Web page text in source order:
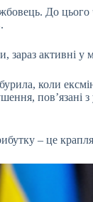
До цього
зараз активні у
коли
пов’язані
– це